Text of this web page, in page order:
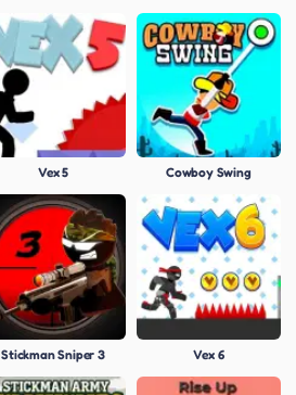
Vex 5 Cowboy Swing
Stickman Sniper 3 Vex 6